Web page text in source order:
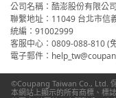
公司名稱：酷澎股份有限公司
聯繫地址：11049 台北市信
統編：91002999
客服中心：0809-088-810 (
電子郵件：
©Coupang Taiwan Co., Ltd.
本網站上顯示的所有商標、標